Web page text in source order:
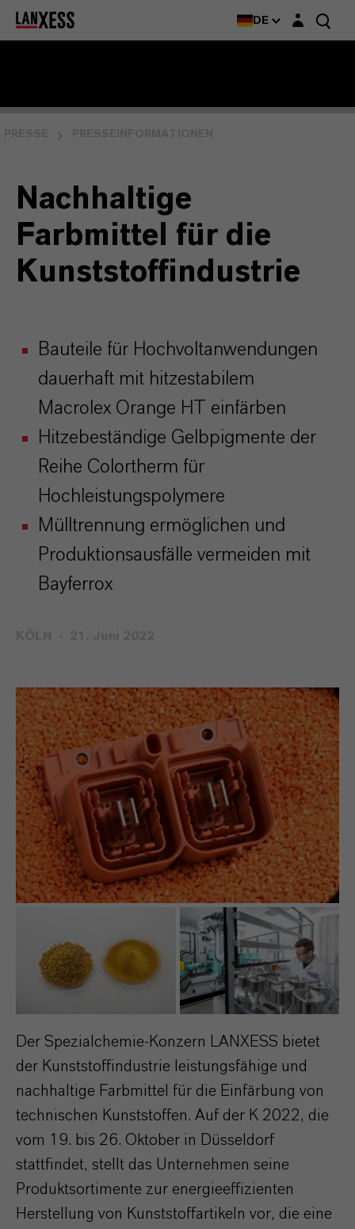
DE Login-Maske
Nachhaltige
Farbmittel für die
Kunststoffindustrie
Bauteile für Hochvoltanwendungen
dauerhaft mit hitzestabilem
Macrolex Orange HT einfärben
Hitzebeständige Gelbpigmente der
Reihe Colortherm für
Hochleistungspolymere
Mülltrennung ermöglichen und
Produktionsausfälle vermeiden mit
Bayferrox
Der Spezialchemie-Konzern LANXESS bietet
der Kunststoffindustrie leistungsfähige und
nachhaltige Farbmittel für die Einfärbung von
technischen Kunststoffen. Auf der K 2022, die
vom 19. bis 26. Oktober in Düsseldorf
stattfindet, stellt das Unternehmen seine
Produktsortimente zur energieeffizienten
Herstellung von Kunststoffartikeln vor, die eine